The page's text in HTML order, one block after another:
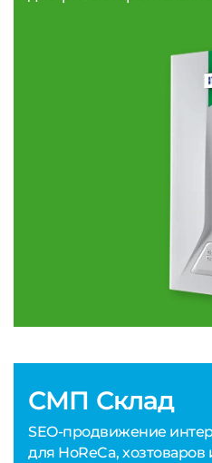
СМП Склад
SEO-продвижение
для HoReCa, хозтоваров